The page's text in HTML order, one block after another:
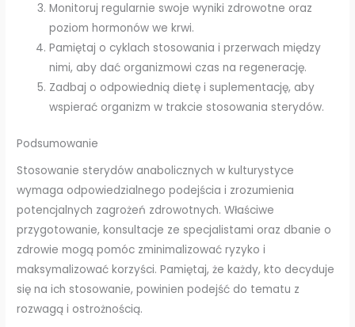
Monitoruj regularnie swoje wyniki zdrowotne oraz
poziom hormonów we krwi.
Pamiętaj o cyklach stosowania i przerwach między
nimi, aby dać organizmowi czas na regenerację.
Zadbaj o odpowiednią dietę i suplementację, aby
wspierać organizm w trakcie stosowania sterydów.
Podsumowanie
Stosowanie sterydów anabolicznych w kulturystyce
wymaga odpowiedzialnego podejścia i zrozumienia
potencjalnych zagrożeń zdrowotnych. Właściwe
przygotowanie, konsultacje ze specjalistami oraz dbanie o
zdrowie mogą pomóc zminimalizować ryzyko i
maksymalizować korzyści. Pamiętaj, że każdy, kto decyduje
się na ich stosowanie, powinien podejść do tematu z
rozwagą i ostrożnością.